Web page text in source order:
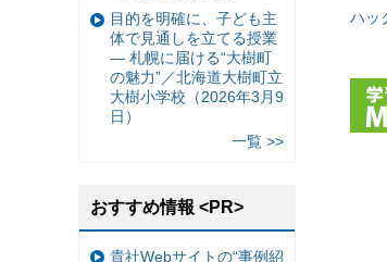
ハッ
目的を明確に、子ども主
体で見通しを立てる授業
— 札幌に届ける“大樹町
の魅力”／北海道大樹町立
大樹小学校（2026年3月9
日）
一覧 >>
おすすめ情報 <PR>
貴社Webサイトの“事例紹